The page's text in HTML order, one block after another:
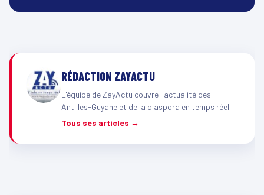
RÉDACTION ZAYACTU
L'équipe de ZayActu couvre l'actualité des
Antilles-Guyane et de la diaspora en temps réel.
Tous ses articles →